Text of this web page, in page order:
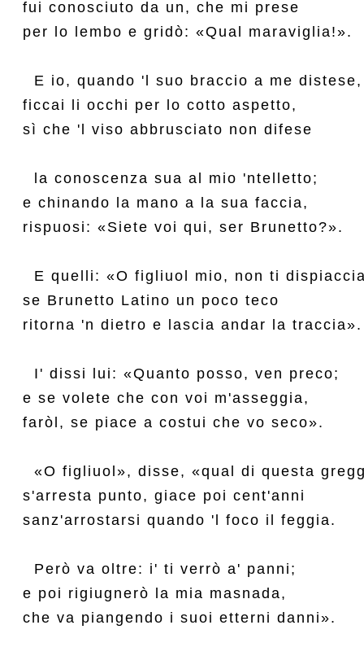
fui conosciuto da un, che mi prese
per lo lembo e gridò: «Qual maraviglia!».
  E io, quando 'l suo braccio a me distese,
ficcai li occhi per lo cotto aspetto,
sì che 'l viso abbrusciato non difese
  la conoscenza sua al mio 'ntelletto;
e chinando la mano a la sua faccia,
rispuosi: «Siete voi qui, ser Brunetto?».
E quelli: «O figliuol mio, non ti
se Brunetto Latino un poco teco
ritorna 'n dietro e lascia andar la traccia».
  I' dissi lui: «Quanto posso, ven preco;
e se volete che con voi m'asseggia,
faròl, se piace a costui che vo seco».
«O figliuol», disse, «qual di questa
s'arresta punto, giace poi cent'anni
sanz'arrostarsi quando 'l foco il feggia.
  Però va oltre: i' ti verrò a' panni;
e poi rigiugnerò la mia masnada,
che va piangendo i suoi etterni danni».